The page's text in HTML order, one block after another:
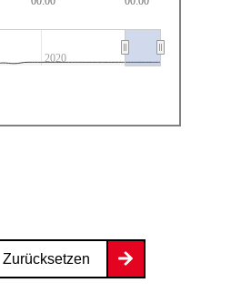
2020
Zurücksetzen